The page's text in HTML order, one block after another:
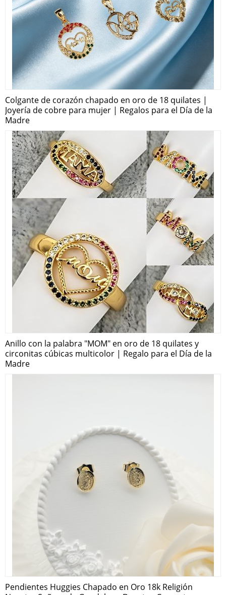
Colgante de corazón chapado en oro de 18 quilates |
Joyería de cobre para mujer | Regalos para el Día de la
Madre
Anillo con la palabra "MOM" en oro de 18 quilates y
circonitas cúbicas multicolor | Regalo para el Día de la
Madre
Pendientes Huggies Chapado en Oro 18k Religión